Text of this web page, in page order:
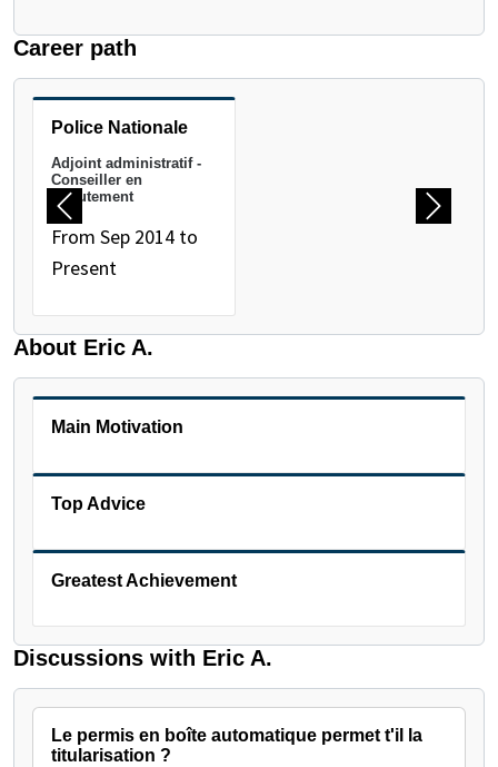
Career path
PAUSE THE PROCEEDING CAROUSEL
Police Nationale
Adjoint administratif -
Conseiller en
recrutement
From Sep 2014 to
Present
Previous Next
About Eric A.
Main Motivation
Top Advice
Greatest Achievement
Discussions with Eric A.
Le permis en boîte automatique permet t'il la
titularisation ?